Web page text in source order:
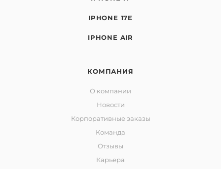
IPHONE 17E
IPHONE AIR
КОМПАНИЯ
О компании
Новости
Корпоративные заказы
Команда
Отзывы
Карьера